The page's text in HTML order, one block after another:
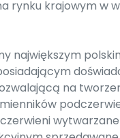
rynku krajowym w
największym
na